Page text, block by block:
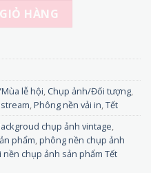
Ảnh Tết Vải Đỏ Hoa Đào –
HÀNG
lễ hội, Chụp ảnh/Đối tượng,
,Phông nền vải in,Tết
chụp ảnh vintage,
phẩm,phông nền chụp ảnh
nền chụp ảnh sản phẩm Tết